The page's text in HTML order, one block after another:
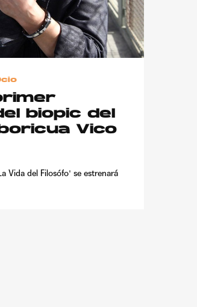
biopic del
Vico
Vida del Filosófo' se estrenará